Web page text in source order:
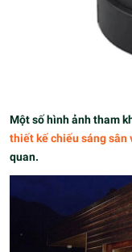
Một số hình ảnh tham
thiết kế chiếu sáng sân
quan.